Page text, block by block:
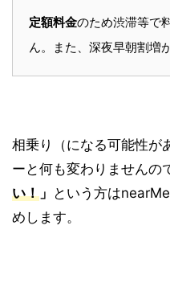
定額料金のため渋滞等で
ん。また、深夜早朝割増
相乗り（になる可能性が
ーと何も変わりませんの
い！ 」 という方は
めします。